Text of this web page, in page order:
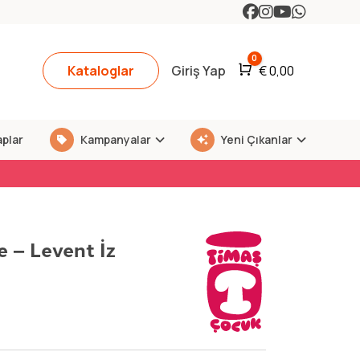
Kataloglar Giriş Yap Araba
0
€0,00
Kampanyalar Yeni Çıkanlar
– Levent İz